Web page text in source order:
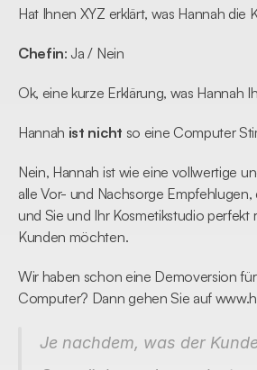
Hat Ihnen XYZ erklärt, was Hannah die
Chefin: Ja / Nein
Ok, eine kurze Erklärung, was Hannah
Hannah ist nicht so eine Computer
Nein, Hannah ist wie eine vollwertige
alle Vor- und Nachsorge
und Sie und Ihr Kosmetikstudio
Kunden möchten.
Wir haben schon eine Demoversion
Computer? Dann gehen Sie auf
Je nachdem, was der